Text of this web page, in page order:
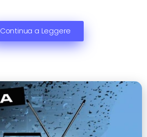
Continua a Leggere